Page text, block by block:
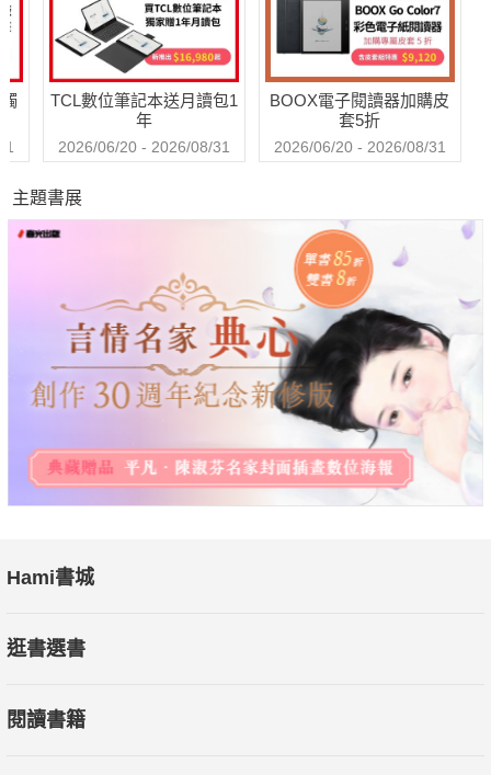
TCL數位筆記本送月讀包1
年
2026/06/20 - 2026/08/31
BOOX電子閱讀器加購皮
套5折
2026/06/20 - 2026/08/31
主題書展
Hami書城
逛書選書
閱讀書籍